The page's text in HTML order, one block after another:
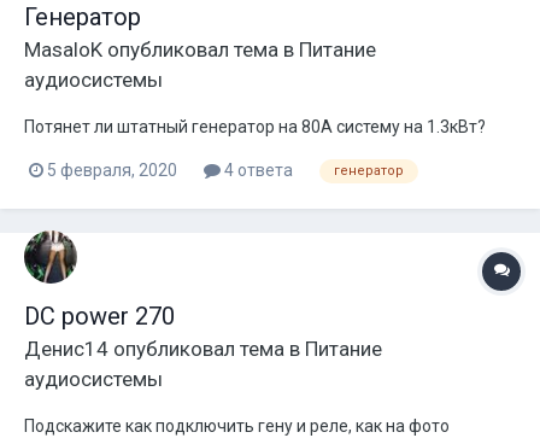
Генератор
MasaloK опубликовал тема в Питание
аудиосистемы
Потянет ли штатный генератор на 80А систему на 1.3кВт?
5 февраля, 2020 4 ответа генератор
DC power 270
Денис14 опубликовал тема в Питание
аудиосистемы
Подскажите как подключить гену и реле, как на фото